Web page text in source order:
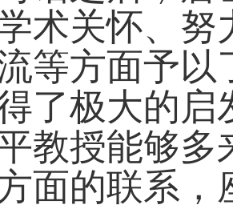
术关怀、努
等方面予以
了极大的启
教授能够
面的联系，